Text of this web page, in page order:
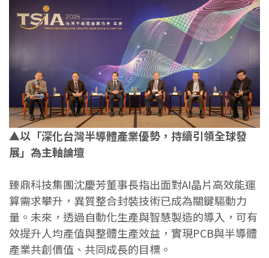
▲以「深化台灣半導體產業優勢，持續引領全球發
展」為主軸論壇
臻鼎科技集團沈慶芳董事長指出面對AI晶片高效能運
算需求攀升，異質整合封裝技術已成為關鍵驅動力
量。未來，透過自動化生產與智慧製造的導入，可有
效提升人均產值與整體生產效益，實現PCB與半導體
產業共創價值、共同成長的目標。